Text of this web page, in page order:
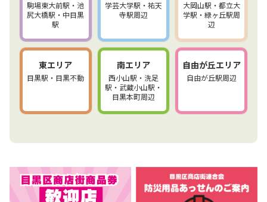
駒場東大前駅・池
尻大橋駅・中目黒
駅
学芸大学駅・祐天
寺駅周辺
大岡山駅・都立大
学駅・緑ヶ丘駅周
辺
東エリア
目黒駅・目黒不動
南エリア
西小山駅・洗足
駅・武蔵小山駅・
目黒本町周辺
自由が丘エリア
自由が丘駅周辺